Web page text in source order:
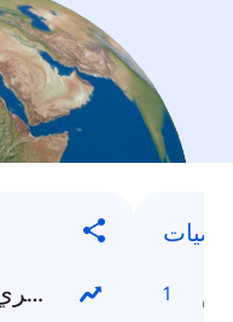
المنتخب المصري في الألعاب الأولمبية